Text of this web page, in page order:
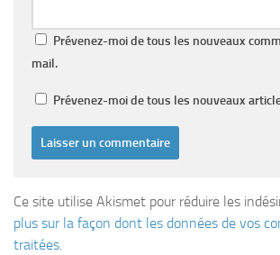
Prévenez-moi de tous les nouveaux
mail.
Prévenez-moi de tous les nouveaux
Ce site utilise Akismet pour réduire les
plus sur la façon dont les données de vos
traitées.